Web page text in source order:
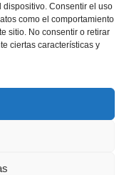
Consentir el uso
como el comportamiento
sitio. No consentir o retirar
ciertas características y
Email: